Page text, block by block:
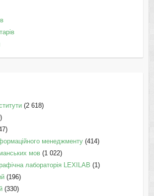
(2 618)
менеджменту(414)
мов(1 022)
лабораторія LEXILAB (1)
(196)
(330)